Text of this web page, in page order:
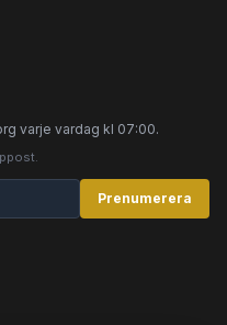
varje vardag kl 07:00.
Prenumerera